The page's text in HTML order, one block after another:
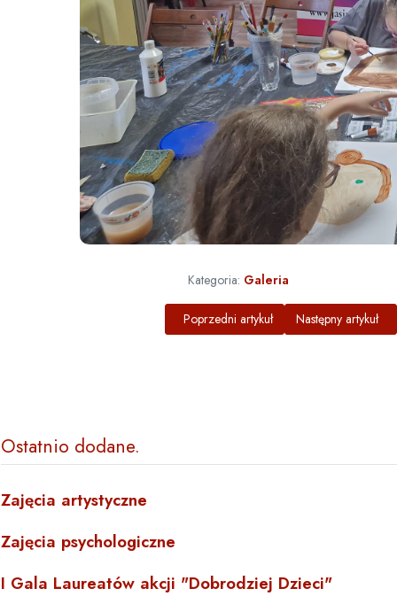
Kategoria: Galeria
Poprzedni artykuł: Warsztaty mix
Poprzedni artykuł Następny artykuł:
Następny artykuł
Ostatnio dodane
Zajęcia artystyczne
Zajęcia psychologiczne
I Gala Laureatów akcji "Dobrodziej Dzieci"